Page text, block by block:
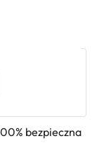
bezpieczna